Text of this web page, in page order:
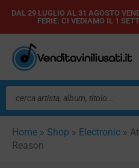
Vai
contenuto
DAL 29 LUGLIO AL 31 AGOSTO
FERIE. CI VEDIAMO IL 1
Ricerca
prodotti
Home » Shop » Electronic »
Reason